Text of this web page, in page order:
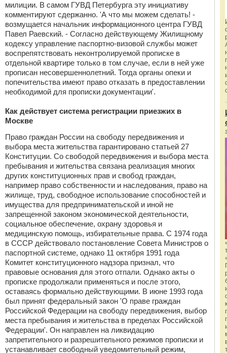
милиции. В самом ГУВД Петербурга эту инициативу
комментируют сдержанно. 'А что мы можем сделать! -
возмущается начальник информационного центра ГУВД
Павел Раевский. - Согласно действующему Жилищному
кодексу управление паспортно-визовой службы может
воспрепятствовать неконтролируемой прописке в
отдельной квартире только в том случае, если в ней уже
прописан несовершеннолетний. Тогда органы опеки и
попечительства имеют право отказать в предоставлении
необходимой для прописки документации'.
Как действует система регистрации приезжих в
Москве
Право граждан России на свободу передвижения и
выбора места жительства гарантировано статьей 27
Конституции. Со свободой передвижения и выбора места
пребывания и жительства связана реализация многих
других конституционных прав и свобод граждан,
например право собственности и наследования, право на
жилище, труд, свободное использование способностей и
имущества для предпринимательской и иной не
запрещенной законом экономической деятельности,
социальное обеспечение, охрану здоровья и
медицинскую помощь, избирательные права. С 1974 года
в СССР действовало постановление Совета Министров о
паспортной системе, однако 11 октября 1991 года
Комитет конституционного надзора признал, что
правовые основания для этого отпали. Однако акты о
прописке продолжали применяться и после этого,
оставаясь формально действующими. В июне 1993 года
был принят федеральный закон 'О праве граждан
Российской Федерации на свободу передвижения, выбор
места пребывания и жительства в пределах Российской
Федерации'. Он направлен на ликвидацию
запретительного и разрешительного режимов прописки и
устанавливает свободный уведомительный режим,